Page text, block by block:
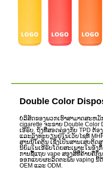
Double Color
ບໍລິສັດຂອງພວກເຮົາສາມາດສະຫມັ
cigarette ຈະຂາຍ Double Color
ເອີຣົບ. ຖັງທີ່ສອດຄ່ອງກັບ TPD ຕ້ອ
ແລະລົງທະບຽນຢູ່ໃນເວັບໄຊທ໌
ສານນິໂຄຕິນ ເຊິ່ງເປັນສານເສບຕິດ
ນິຍົມໃນເອີຣົບໂດຍສະເພາະໃນອັງ
ການຊື້ແຖບ vape ສອງສີທີ່ຄ້າຍຄືກັ
ອອກແບບຜະລິດຕະພັນ vaping ນີ້
OEM ແລະ ODM.